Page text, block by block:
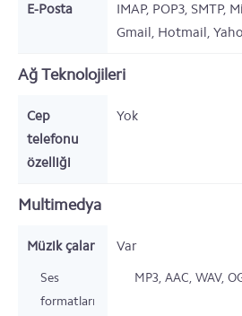
E-Posta
IMAP, POP3, SMTP,
Gmail, Hotmail,
Ağ Teknolojileri
Cep
telefonu
özelliği
Yok
Multimedya
Müzik çalar Var
Ses
formatları
MP3, AAC, WAV,